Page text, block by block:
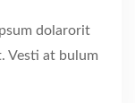
dolarorit
Vesti at bulum